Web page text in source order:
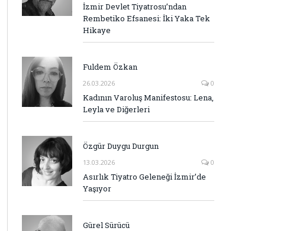
İzmir Devlet Tiyatrosu’ndan
Rembetiko Efsanesi: İki Yaka Tek
Hikaye
Fuldem Özkan
26.03.2026 0
Kadının Varoluş Manifestosu: Lena,
Leyla ve Diğerleri
Özgür Duygu Durgun
13.03.2026 0
Asırlık Tiyatro Geleneği İzmir’de
Yaşıyor
Gürel Sürücü